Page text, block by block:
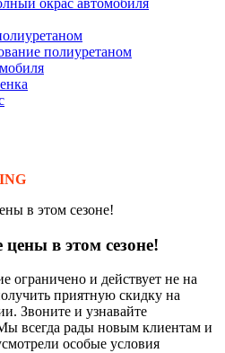
окрас автомобиля
полиуретаном
в этом сезоне!
ограничено и действует не на
приятную скидку на
Звоните и узнавайте
всегда рады новым клиентам и
особые условия